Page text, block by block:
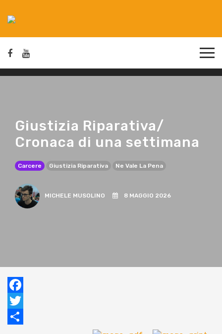
Giustizia Riparativa/
Cronaca di una settimana
Carcere Giustizia Riparativa Ne Vale La Pena
MICHELE MUSOLINO 8 MAGGIO 2026
Facebook
Twitter